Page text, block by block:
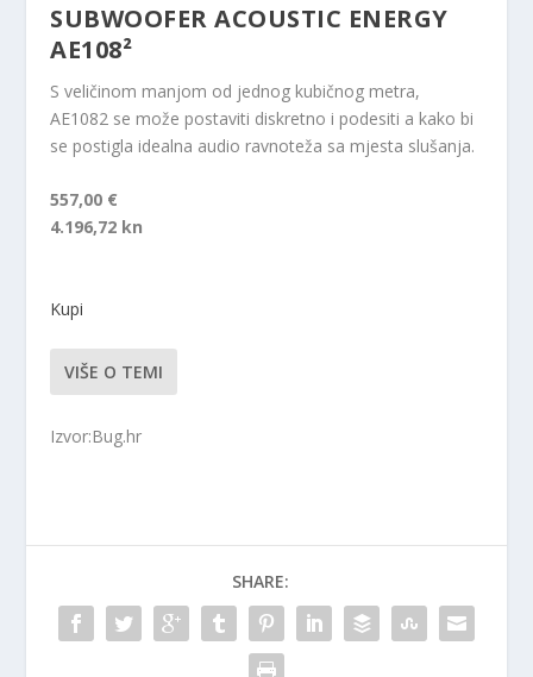
SUBWOOFER ACOUSTIC ENERGY
AE108²
S veličinom manjom od jednog kubičnog metra,
AE1082 se može postaviti diskretno i podesiti a kako bi
se postigla idealna audio ravnoteža sa mjesta slušanja.
557,00 €
4.196,72 kn
Kupi
VIŠE O TEMI
Izvor:Bug.hr
SHARE: